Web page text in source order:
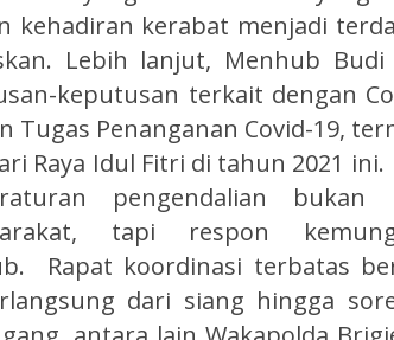
kehadiran kerabat menjadi
Lebih lanjut, Menhub Budi
keputusan terkait dengan
Tugas Penanganan Covid-19,
Raya Idul Fitri di tahun 2021 ini.
pengendalian bukan
tapi respon
Rapat koordinasi terbatas
dari siang hingga